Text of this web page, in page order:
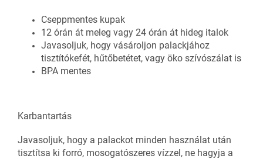
Cseppmentes kupak
12 órán át meleg vagy 24 órán át hideg italok
Javasoljuk, hogy vásároljon palackjához
tisztítókefét, hűtőbetétet, vagy öko szívószálat is
BPA mentes
Karbantartás
Javasoljuk, hogy a palackot minden használat után
tisztítsa ki forró, mosogatószeres vízzel, ne hagyja a